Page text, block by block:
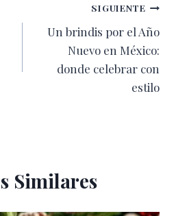
SIGUIENTE
Un brindis por el Año
Nuevo en México:
donde celebrar con
estilo
Similares